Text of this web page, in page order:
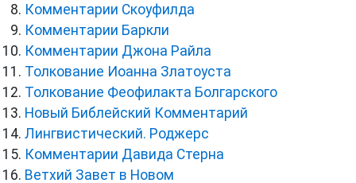
Комментарии Скоуфилда
Комментарии Баркли
Комментарии Джона Райла
Толкование Иоанна Златоуста
Толкование Феофилакта Болгарского
Новый Библейский Комментарий
Лингвистический. Роджерс
Комментарии Давида Стерна
Ветхий Завет в Новом